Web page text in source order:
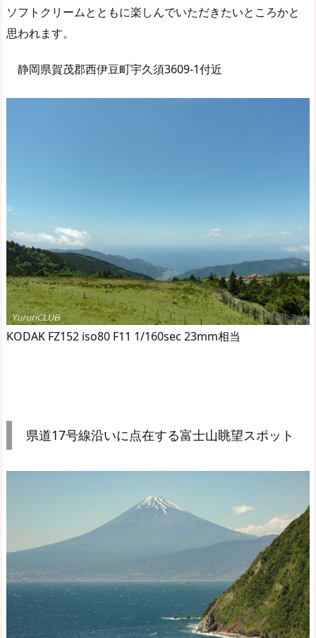
ソフトクリームとともに楽しんでいただきたいところかと
思われます。
静岡県賀茂郡西伊豆町宇久須3609-1付近
KODAK FZ152 iso80 F11 1/160sec 23mm相当
県道17号線沿いに点在する富士山眺望スポット